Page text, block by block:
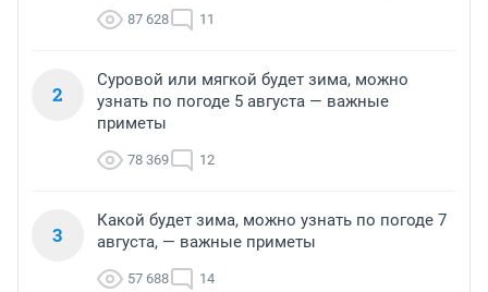
87 628 11
2
Суровой или мягкой будет зима, можно
узнать по погоде 5 августа — важные
приметы
78 369 12
3
Какой будет зима, можно узнать по погоде 7
августа, — важные приметы
57 688 14